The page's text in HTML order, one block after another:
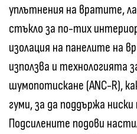
уплътнения на вратите,
стъкло за по-тих
изолация на панелите на
използва и технологията
шумопотискане (ANC-R),
гуми, за да поддържа
Подсилените подови